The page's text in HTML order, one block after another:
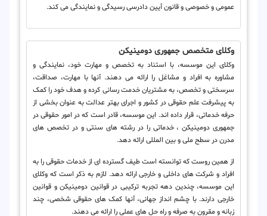
عمومی و خصوصی و قانون آیین دادرسی رسیدگی و نمایندگی می کند.
وکلای متخصص جمهوری دومینیکن
وکلای این موسسه، با استناد به تخصص و مهارت خود، نمایندگی و
مشاوره به افراد و مشاغل را ارائه می دهند. آنها با مهارت، صداقت،
سرسختی و تخصص، به مشتریان خدمت رسانی کرده و هدف خود را کمک
به پیشرفت علم حقوقی در کشور و اجرای بهتر عدالت به عنوان بخشی از
حرفه خدماتی، قرار داده اند. این موسسه، قادر است که در امور حقوقی در
جمهوری دومینیکن ، خدماتی را در رشته های سنتی و در تخصص های
مدرن در سطح ملی و بین المللی ارائه دهد.
از همین روست که توانسته است طیف گسترده ای از خدمات حقوقی را به
افراد و شرکت های داخلی و خارجی ارائه دهد. لازم به ذکر است که وکلای
این موسسه، چندین دهه تجربه ترکیبی در قوانین دومینیکن و قوانین
خارجی دارند. با چشم انداز جهانی، آنها کمک های حقوقی شخصی، چند
زبانه و مقرون به صرفه و راه حل های عملی را ارائه می دهند.